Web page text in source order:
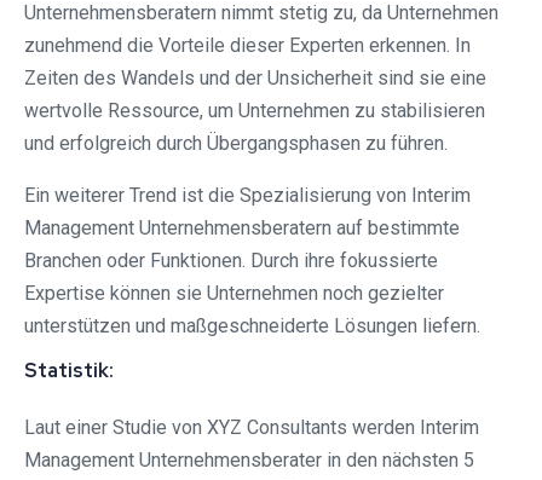
Unternehmensberatern nimmt stetig zu, da Unternehmen
zunehmend die Vorteile dieser Experten erkennen. In
Zeiten des Wandels und der Unsicherheit sind sie eine
wertvolle Ressource, um Unternehmen zu stabilisieren
und erfolgreich durch Übergangsphasen zu führen.
Ein weiterer Trend ist die Spezialisierung von Interim
Management Unternehmensberatern auf bestimmte
Branchen oder Funktionen. Durch ihre fokussierte
Expertise können sie Unternehmen noch gezielter
unterstützen und maßgeschneiderte Lösungen liefern.
Statistik:
Laut einer Studie von XYZ Consultants werden Interim
Management Unternehmensberater in den nächsten 5